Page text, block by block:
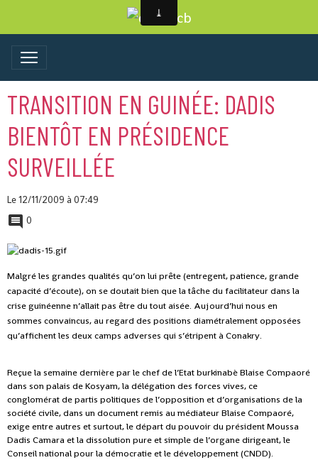
TRANSITION EN GUINÉE: DADIS
BIENTÔT EN PRÉSIDENCE
SURVEILLÉE
Le 12/11/2009 à 07:49
0
Malgré les grandes qualités qu’on lui prête (entregent, patience, grande
capacité d’écoute), on se doutait bien que la tâche du facilitateur dans la
crise guinéenne n’allait pas être du tout aisée. Aujourd’hui nous en
sommes convaincus, au regard des positions diamétralement opposées
qu’affichent les deux camps adverses qui s’étripent à Conakry.
Reçue la semaine dernière par le chef de l’Etat burkinabè Blaise Compaoré
dans son palais de Kosyam, la délégation des forces vives, ce
conglomérat de partis politiques de l’opposition et d’organisations de la
société civile, dans un document remis au médiateur Blaise Compaoré,
exige entre autres et surtout, le départ du pouvoir du président Moussa
Dadis Camara et la dissolution pure et simple de l’organe dirigeant, le
Conseil national pour la démocratie et le développement (CNDD).